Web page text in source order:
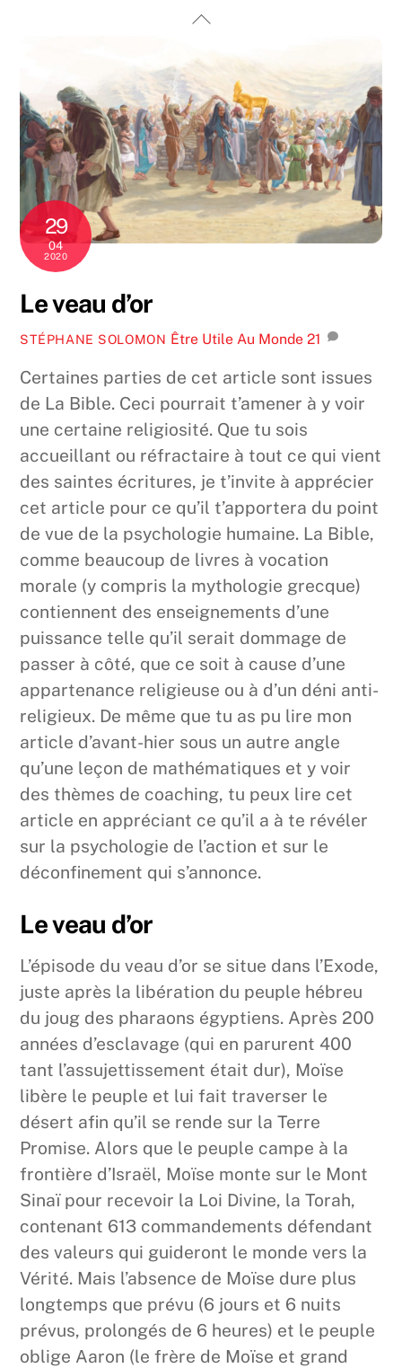
29
04
2020
Le veau d’or
STÉPHANE SOLOMON Être Utile Au Monde 21
Certaines parties de cet article sont issues
de La Bible. Ceci pourrait t’amener à y voir
une certaine religiosité. Que tu sois
accueillant ou réfractaire à tout ce qui vient
des saintes écritures, je t’invite à apprécier
cet article pour ce qu’il t’apportera du point
de vue de la psychologie humaine. La Bible,
comme beaucoup de livres à vocation
morale (y compris la mythologie grecque)
contiennent des enseignements d’une
puissance telle qu’il serait dommage de
passer à côté, que ce soit à cause d’une
appartenance religieuse ou à d’un déni anti-
religieux. De même que tu as pu lire mon
article d’avant-hier sous un autre angle
qu’une leçon de mathématiques et y voir
des thèmes de coaching, tu peux lire cet
article en appréciant ce qu’il a à te révéler
sur la psychologie de l’action et sur le
déconfinement qui s’annonce.
Le veau d’or
L’épisode du veau d’or se situe dans l’Exode,
juste après la libération du peuple hébreu
du joug des pharaons égyptiens. Après 200
années d’esclavage (qui en parurent 400
tant l’assujettissement était dur), Moïse
libère le peuple et lui fait traverser le
désert afin qu’il se rende sur la Terre
Promise. Alors que le peuple campe à la
frontière d’Israël, Moïse monte sur le Mont
Sinaï pour recevoir la Loi Divine, la Torah,
contenant 613 commandements défendant
des valeurs qui guideront le monde vers la
Vérité. Mais l’absence de Moïse dure plus
longtemps que prévu (6 jours et 6 nuits
prévus, prolongés de 6 heures) et le peuple
oblige Aaron (le frère de Moïse et grand
Back